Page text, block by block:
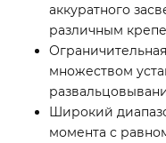
аккуратного
различным
множеством
Широкий
момента с